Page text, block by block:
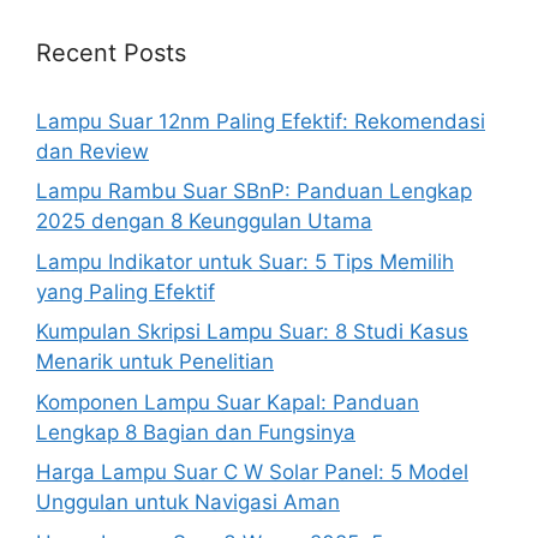
Recent Posts
Lampu Suar 12nm Paling Efektif: Rekomendasi
dan Review
Lampu Rambu Suar SBnP: Panduan Lengkap
2025 dengan 8 Keunggulan Utama
Lampu Indikator untuk Suar: 5 Tips Memilih
yang Paling Efektif
Kumpulan Skripsi Lampu Suar: 8 Studi Kasus
Menarik untuk Penelitian
Komponen Lampu Suar Kapal: Panduan
Lengkap 8 Bagian dan Fungsinya
Harga Lampu Suar C W Solar Panel: 5 Model
Unggulan untuk Navigasi Aman